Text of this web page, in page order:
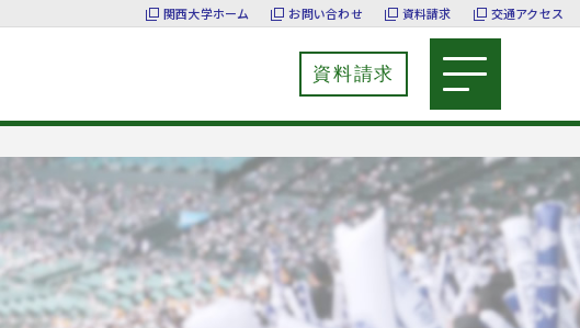
関西大学ホーム お問い合わせ 資料請求 交通アクセス
資料請求